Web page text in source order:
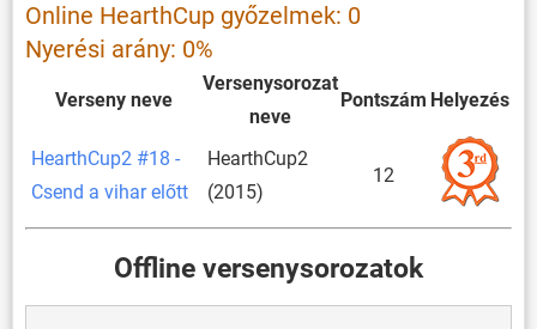
Online HearthCup győzelmek: 0
Nyerési arány: 0%
Verseny neve
Versenysorozat
neve
Pontszám Helyezés
HearthCup2 #18 -
Csend a vihar előtt
HearthCup2
(2015)
12
Offline versenysorozatok